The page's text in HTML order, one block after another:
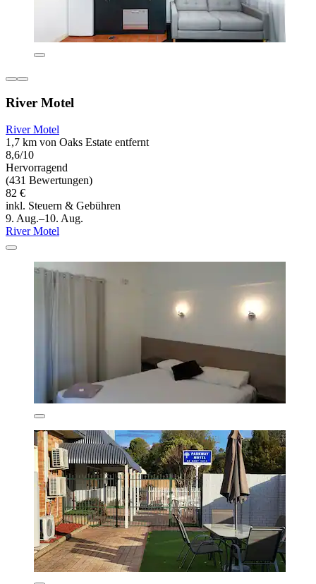
River Motel
River Motel
1,7 km von Oaks Estate entfernt
8,6/10
Hervorragend
(431 Bewertungen)
82 €
inkl. Steuern & Gebühren
9. Aug.–10. Aug.
River Motel